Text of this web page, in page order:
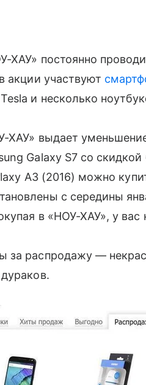
ХАУ» постоянно
акции участвуют
и несколько
ХАУ» выдает
Galaxy S7 со
A3 (2016) можно
с середины
в «НОУ-ХАУ», у вас
за распродажу —